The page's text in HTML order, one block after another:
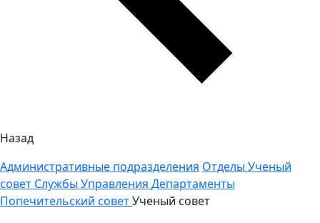
Назад
Административные подразделения Отделы Ученый
совет Службы Управления Департаменты
Попечительский советУченый совет